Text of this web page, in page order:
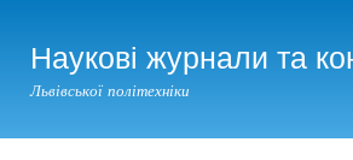
Наукові журнали та
Львівської політехніки